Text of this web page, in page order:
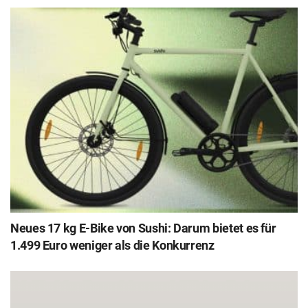
Neues 17 kg E-Bike von Sushi: Darum bietet es für
1.499 Euro weniger als die Konkurrenz